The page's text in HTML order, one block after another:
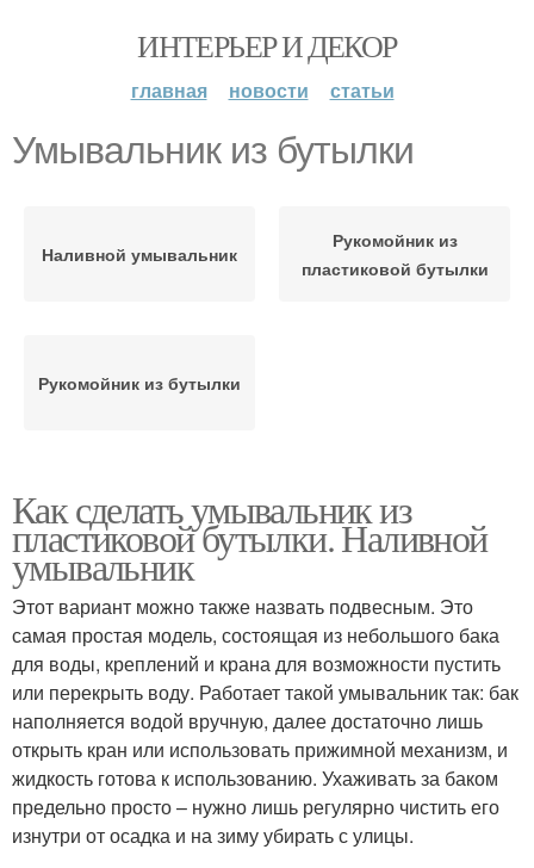
ИНТЕРЬЕР И ДЕКОР
главная новости статьи
Умывальник из бутылки
Наливной умывальник
Рукомойник из
пластиковой бутылки
Рукомойник из бутылки
Как сделать умывальник из
пластиковой бутылки. Наливной
умывальник
Этот вариант можно также назвать подвесным. Это
самая простая модель, состоящая из небольшого бака
для воды, креплений и крана для возможности пустить
или перекрыть воду. Работает такой умывальник так: бак
наполняется водой вручную, далее достаточно лишь
открыть кран или использовать прижимной механизм, и
жидкость готова к использованию. Ухаживать за баком
предельно просто – нужно лишь регулярно чистить его
изнутри от осадка и на зиму убирать с улицы.